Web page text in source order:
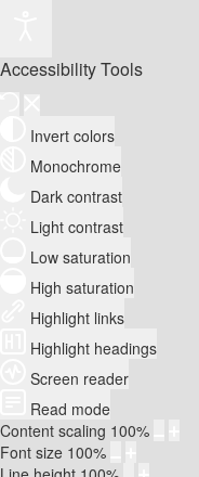
Accessibility Tools
Invert colors
Monochrome
Dark contrast
Light contrast
Low saturation
High saturation
Highlight links
Highlight headings
Screen reader
Read mode
Content scaling 100%
Font size 100%